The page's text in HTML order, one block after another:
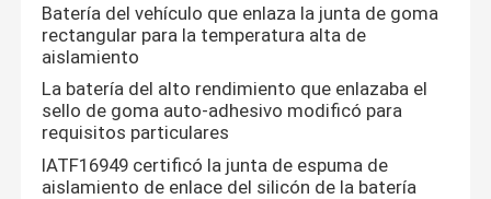
Batería del vehículo que enlaza la junta de goma
rectangular para la temperatura alta de
aislamiento
La batería del alto rendimiento que enlazaba el
sello de goma auto-adhesivo modificó para
requisitos particulares
IATF16949 certificó la junta de espuma de
aislamiento de enlace del silicón de la batería